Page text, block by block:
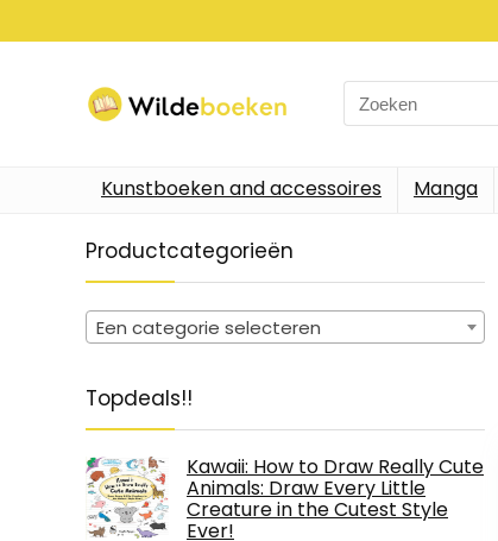
Search
for:
Kunstboeken and accessoires Manga
Productcategorieën
Een categorie selecteren
Topdeals!!
Kawaii: How to Draw Really Cute
Animals: Draw Every Little
Creature in the Cutest Style
Ever!